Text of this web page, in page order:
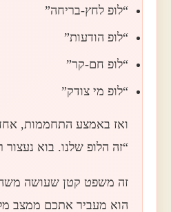
“לופ לחץ-בריחה”
“לופ הודעות”
“לופ חם-קר”
“לופ מי צודק”
ואז באמצע התחממות,
“זה הלופ שלנו. בוא נעצור
זה משפט קטן שעושה
הוא מעביר אתכם ממצב